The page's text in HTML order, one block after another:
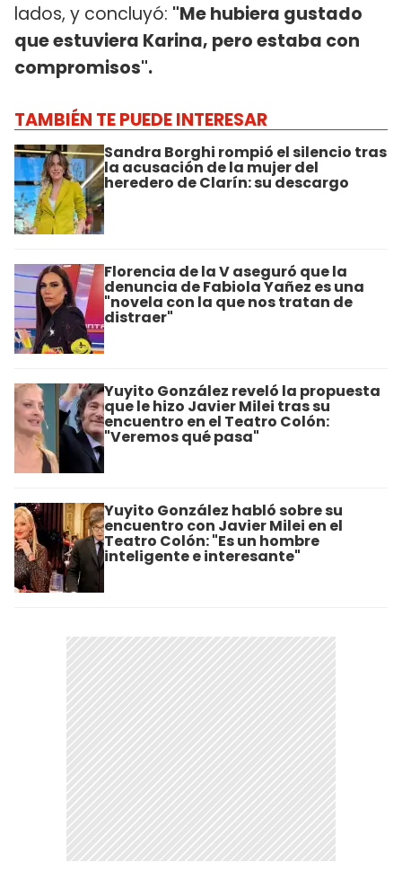
lados, y concluyó: "Me hubiera gustado
que estuviera Karina, pero estaba con
compromisos".
TAMBIÉN TE PUEDE INTERESAR
Sandra Borghi rompió el silencio tras
la acusación de la mujer del
heredero de Clarín: su descargo
Florencia de la V aseguró que la
denuncia de Fabiola Yañez es una
"novela con la que nos tratan de
distraer"
Yuyito González reveló la propuesta
que le hizo Javier Milei tras su
encuentro en el Teatro Colón:
"Veremos qué pasa"
Yuyito González habló sobre su
encuentro con Javier Milei en el
Teatro Colón: "Es un hombre
inteligente e interesante"